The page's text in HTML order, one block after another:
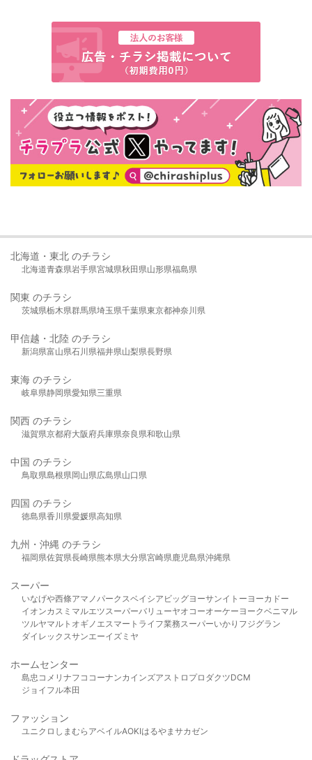
北海道・東北 のチラシ
北海道青森県岩手県宮城県秋田県山形県福島県
関東 のチラシ
茨城県栃木県群馬県埼玉県千葉県東京都神奈川県
甲信越・北陸 のチラシ
新潟県富山県石川県福井県山梨県長野県
東海 のチラシ
岐阜県静岡県愛知県三重県
関西 のチラシ
滋賀県京都府大阪府兵庫県奈良県和歌山県
中国 のチラシ
鳥取県島根県岡山県広島県山口県
四国 のチラシ
徳島県香川県愛媛県高知県
九州・沖縄 のチラシ
福岡県佐賀県長崎県熊本県大分県宮崎県鹿児島県沖縄県
スーパー
いなげや西條アマノパークスベイシア ビッグヨーサンイトーヨーカドー
イオンカスミ マルエツスーパーバリューヤオコーオーケー ヨークベニマル
ツルヤマルト オギノ エスマート ライフ業務スーパーいかり フジグラン
ダイレックスサンエーイズミヤ
ホームセンター
島忠 コメリ ナフコ コーナンカインズアストロプロダクツDCM
ジョイフル本田
ファッション
ユニクロ しまむら アベイルAOKIはるやま サカゼン